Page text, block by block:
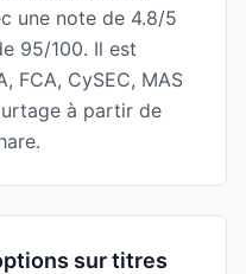
une note de 4.8/5
95/100. Il est
FCA, CySEC, MAS
à partir de
sur titres